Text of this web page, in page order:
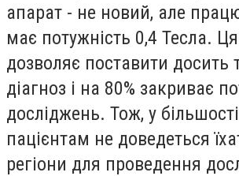
апарат - не новий, але
має потужність 0,4 Тесла.
дозволяє поставити досить
діагноз і на 80% закриває
досліджень. Тож, у
пацієнтам не доведеться
регіони для проведення